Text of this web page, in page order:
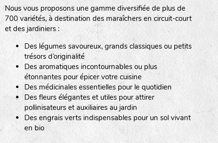
Nous vous proposons une gamme diversifiée de plus de
700 variétés, à destination des maraîchers en circuit-court
et des jardiniers :
Des légumes savoureux, grands classiques ou petits
trésors d’originalité
Des aromatiques incontournables ou plus
étonnantes pour épicer votre cuisine
Des médicinales essentielles pour le quotidien
Des fleurs élégantes et utiles pour attirer
pollinisateurs et auxiliaires au jardin
Des engrais verts indispensables pour un sol vivant
en bio
tas de compost
fleurs
animaux domestiques